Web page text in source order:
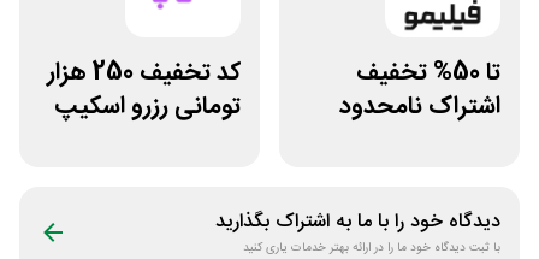
تا 50% تخفیف
اشتراک نامحدود
کد تخفیف 250 هزار
تومانی رزرو اسکیپ
دیدگاه خود را با ما به اشتراک بگذارید
با ثبت دیدگاه خود ما را در ارائه بهتر خدمات یاری کنید